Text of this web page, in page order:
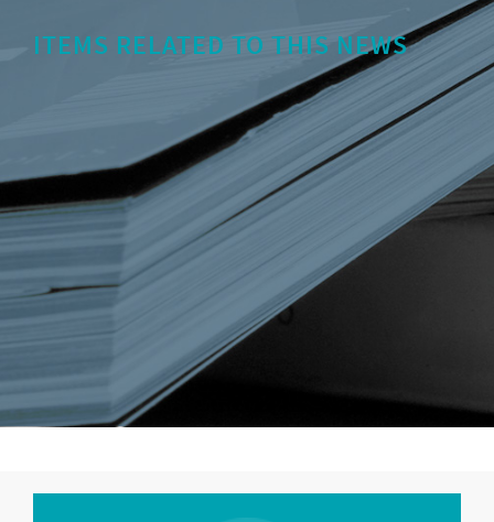
ITEMS RELATED TO THIS NEWS